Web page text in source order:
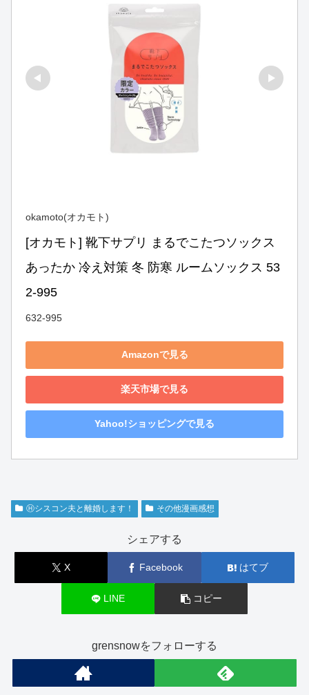
okamoto(オカモト)
[オカモト] 靴下サプリ まるでこたつソックス
あったか 冷え対策 冬 防寒 ルームソックス 53
2-995
632-995
Amazonで見る
楽天市場で見る
Yahoo!ショッピングで見る
Ⓗシスコン夫と離婚します！ その他漫画感想
シェアする
X Facebook はてブ
LINE コピー
grensnowをフォローする